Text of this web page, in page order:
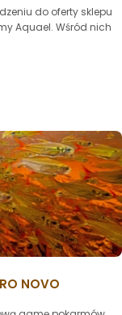
do oferty sklepu
Aquael. Wśród nich
NOVO